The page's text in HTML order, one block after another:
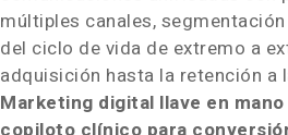
múltiples canales,
del ciclo de vida de extremo a
adquisición hasta la retención a
Marketing digital llave en